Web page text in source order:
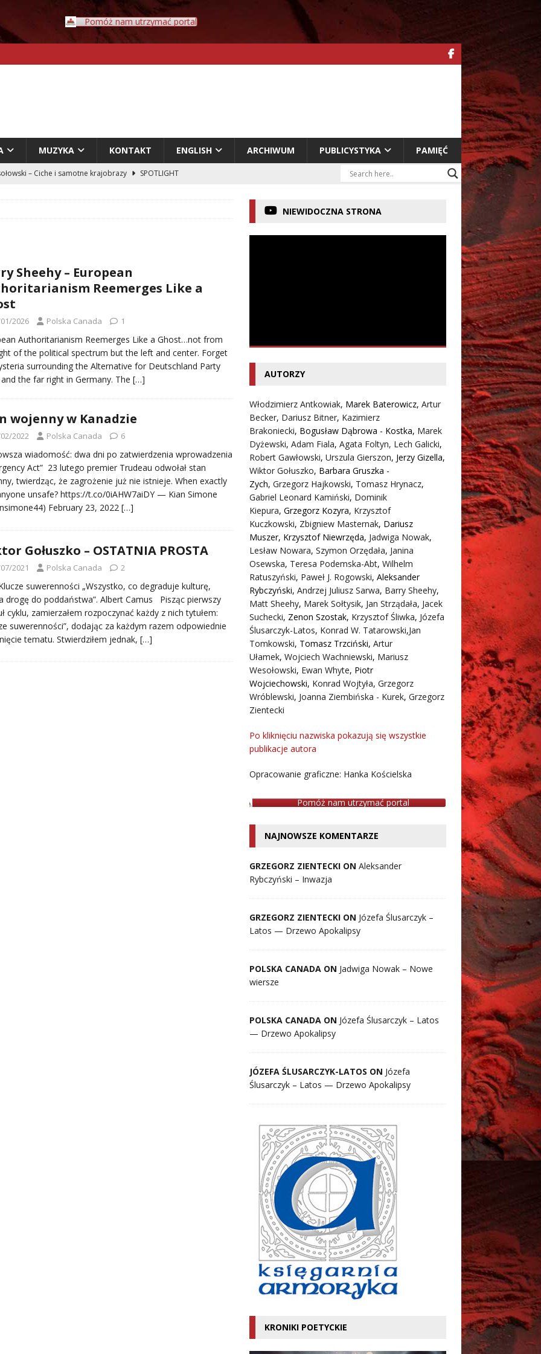
Pomóż nam utrzymać portal
MUZYKA KONTAKT ENGLISH ARCHIWUM PUBLICYSTYKA PAMIĘĆ
– Ciche i samotne krajobrazy
SPOTLIGHT
– Dziennik – Wyspy Kanaryjskie
Sheehy – European
Reemerges Like a
2026 Polska Canada 1
Authoritarianism Reemerges Like a Ghost…not from
of the political spectrum but the left and center. Forget
surrounding the Alternative for Deutschland Party
the far right in Germany. The […]
wojenny w Kanadzie
2022 Polska Canada 6
wiadomość: dwa dni po zatwierdzenia wprowadzenia
Act” 23 lutego premier Trudeau odwołał stan
twierdząc, że zagrożenie już nie istnieje. When exactly
unsafe? https://t.co/0iAHW7aiDY — Kian Simone
February 23, 2022 […]
Gołuszko – OSTATNIA PROSTA
2021 Polska Canada 2
suwerenności „Wszystko, co degraduje kulturę,
drogę do poddaństwa”. Albert Camus Pisząc pierwszy
cyklu, zamierzałem rozpoczynać każdy z nich tytułem:
suwerenności”, dodając za każdym razem odpowiednie
tematu. Stwierdziłem jednak, […]
NIEWIDOCZNA STRONA
AUTORZY
Włodzimierz Antkowiak, Marek Baterowicz, Artur
Becker, Dariusz Bitner, Kazimierz
Brakoniecki, Bogusław Dąbrowa - Kostka, Marek
Dyżewski, Adam Fiala, Agata Foltyn, Lech Galicki,
Robert Gawłowski, Urszula Gierszon, Jerzy Gizella,
Wiktor Gołuszko, Barbara Gruszka -
Zych, Grzegorz Hajkowski, Tomasz Hrynacz,
Gabriel Leonard Kamiński, Dominik
Kiepura, Grzegorz Kozyra, Krzysztof
Kuczkowski, Zbigniew Masternak, Dariusz
Muszer, Krzysztof Niewrzęda, Jadwiga Nowak,
Lesław Nowara, Szymon Orzędała, Janina
Osewska, Teresa Podemska-Abt, Wilhelm
Ratuszyński, Paweł J. Rogowski, Aleksander
Rybczyński, Andrzej Juliusz Sarwa, Barry Sheehy,
Matt Sheehy, Marek Sołtysik, Jan Strządała, Jacek
Suchecki, Zenon Szostak, Krzysztof Śliwka, Józefa
Ślusarczyk-Latos, Konrad W. Tatarowski,Jan
Tomkowski, Tomasz Trzciński, Artur
Ułamek, Wojciech Wachniewski, Mariusz
Wesołowski, Ewan Whyte, Piotr
Wojciechowski, Konrad Wojtyła, Grzegorz
Wróblewski, Joanna Ziembińska - Kurek, Grzegorz
Zientecki
Po kliknięciu nazwiska pokazują się wszystkie
publikacje autora
Opracowanie graficzne: Hanka Kościelska
Pomóż nam utrzymać portal
NAJNOWSZE KOMENTARZE
GRZEGORZ ZIENTECKI ON Aleksander
Rybczyński – Inwazja
GRZEGORZ ZIENTECKI ON Józefa Ślusarczyk –
Latos — Drzewo Apokalipsy
POLSKA CANADA ON Jadwiga Nowak – Nowe
wiersze
POLSKA CANADA ON Józefa Ślusarczyk – Latos
— Drzewo Apokalipsy
JÓZEFA ŚLUSARCZYK-LATOS ON Józefa
Ślusarczyk – Latos — Drzewo Apokalipsy
KRONIKI POETYCKIE